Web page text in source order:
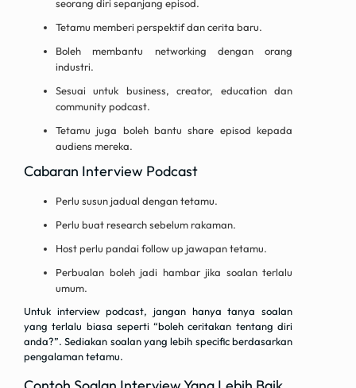
seorang diri sepanjang episod.
Tetamu memberi perspektif dan cerita baru.
Boleh membantu networking dengan orang
industri.
Sesuai untuk business, creator, education dan
community podcast.
Tetamu juga boleh bantu share episod kepada
audiens mereka.
Cabaran Interview Podcast
Perlu susun jadual dengan tetamu.
Perlu buat research sebelum rakaman.
Host perlu pandai follow up jawapan tetamu.
Perbualan boleh jadi hambar jika soalan terlalu
umum.
Untuk interview podcast, jangan hanya tanya soalan
yang terlalu biasa seperti “boleh ceritakan tentang diri
anda?”. Sediakan soalan yang lebih specific berdasarkan
pengalaman tetamu.